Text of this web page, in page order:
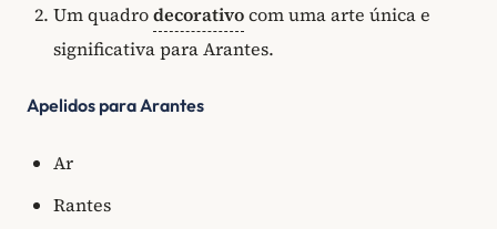
Um quadrodecorativocom uma arte única e
significativa para Arantes.
Apelidos para Arantes
Ar
Rantes